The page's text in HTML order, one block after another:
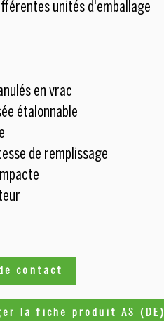
unités d'emballage
en vrac
étalonnable
de remplissage
contact
la fiche produit AS (DE)